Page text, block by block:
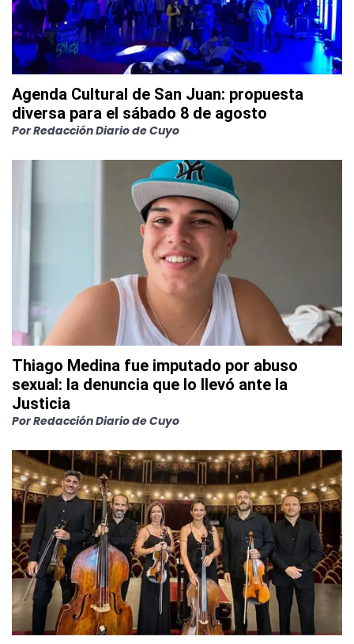
Agenda Cultural de San Juan: propuesta
diversa para el sábado 8 de agosto
PorRedacción Diario de Cuyo
Thiago Medina fue imputado por abuso
sexual: la denuncia que lo llevó ante la
Justicia
PorRedacción Diario de Cuyo